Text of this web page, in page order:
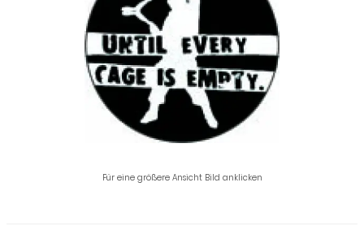
Für eine größere Ansicht Bild anklicken